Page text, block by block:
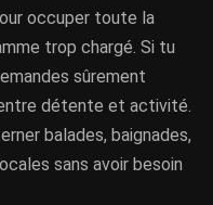
occuper toute la
trop chargé. Si tu
sûrement
détente et activité.
balades, baignades,
sans avoir besoin